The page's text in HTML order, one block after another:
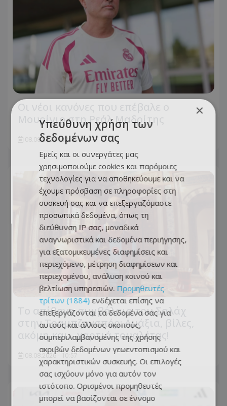
Μουρίνιο στη Ρεάλ Μαδρίτης
08.08.2026 - 12:43
Το απίθανο συμβόλαιο του Σαλάχ
στην Τραμπζονσπόρ: Αμάξια, βίλες,
ακόμη και... χαρτιά τουαλέτας!
08.08.2026 - 10:57
×
Υπεύθυνη χρήση των
δεδομένων σας
Εμείς και οι συνεργάτες μας
χρησιμοποιούμε cookies και παρόμοιες
τεχνολογίες για να αποθηκεύουμε και να
έχουμε πρόσβαση σε πληροφορίες στη
συσκευή σας και να επεξεργαζόμαστε
προσωπικά δεδομένα, όπως τη
διεύθυνση IP σας, μοναδικά
αναγνωριστικά και δεδομένα περιήγησης,
για εξατομικευμένες διαφημίσεις και
περιεχόμενο, μέτρηση διαφημίσεων και
περιεχομένου, ανάλυση κοινού και
βελτίωση υπηρεσιών. Προμηθευτές
τρίτων (1884)ενδέχεται επίσης να
επεξεργάζονται τα δεδομένα σας για
αυτούς και άλλους σκοπούς,
συμπεριλαμβανομένης της χρήσης
ακριβών δεδομένων γεωεντοπισμού και
χαρακτηριστικών συσκευής. Οι επιλογές
σας ισχύουν μόνο για αυτόν τον
ιστότοπο. Ορισμένοι προμηθευτές
μπορεί να βασίζονται σε έννομο